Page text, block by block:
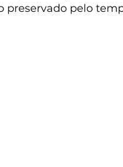
pelo